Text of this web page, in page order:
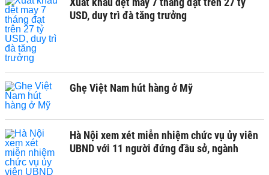
USD, duy trì đà tăng trưởng
Ghẹ Việt Nam hút hàng ở Mỹ
Hà Nội xem xét miễn nhiệm chức vụ ủy viên
UBND với 11 người đứng đầu sở, ngành